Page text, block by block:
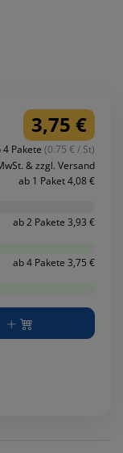
3,75 €
Pakete (0.75 € / St)
& zzgl. Versand
ab 1 Paket 4,08 €
ab 2 Pakete 3,93 €
ab 4 Pakete 3,75 €